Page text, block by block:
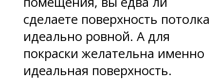
сделаете поверхность потолка
идеально ровной. А для
покраски желательна именно
идеальная поверхность.